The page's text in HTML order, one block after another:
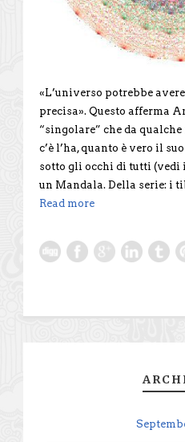
«L’universo potrebbe
precisa». Questo afferma
“singolare” che da qualche
c’è l’ha, quanto è vero il
sotto gli occhi di tutti (vedi
un Mandala. Della serie: i
Read more